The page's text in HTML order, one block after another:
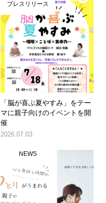
プレスリリース
「脳が喜ぶ夏やすみ」をテー
マに親子向けのイベントを開
催
2026.07.03
NEWS